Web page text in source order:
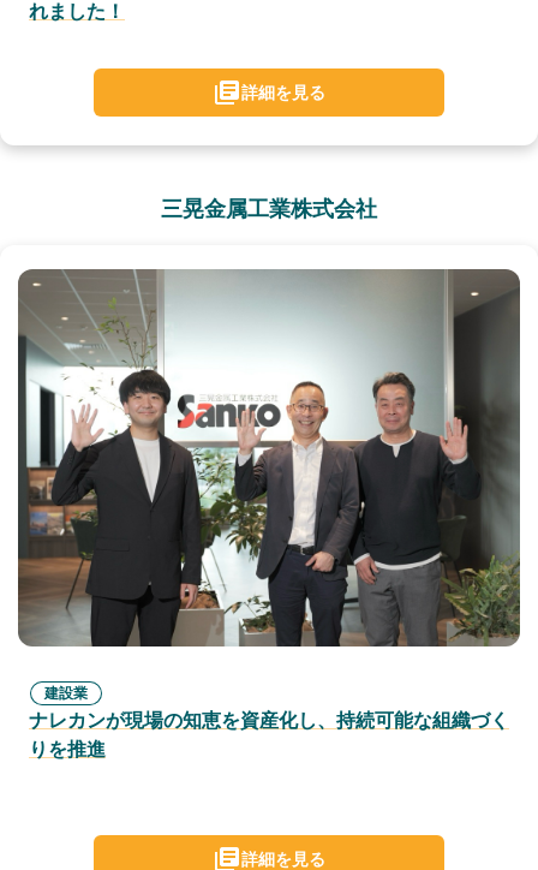
れました！
詳細を見る
三晃金属工業株式会社
建設業
ナレカンが現場の知恵を資産化し、持続可能な組織づく
りを推進
詳細を見る